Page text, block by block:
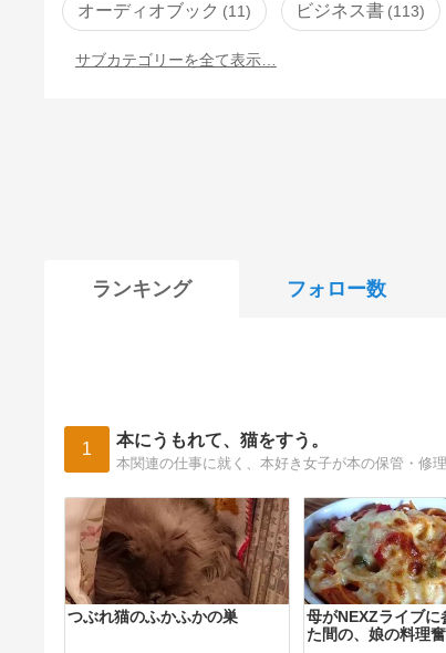
オーディオブック 11 ビジネス書 113
サブカテゴリーを全て表示…
ランキング フォロー数
1 本にうもれて、猫をすう。
つぶれ猫のふかふかの巣
母がNEXZライブに
た間の、娘の料理